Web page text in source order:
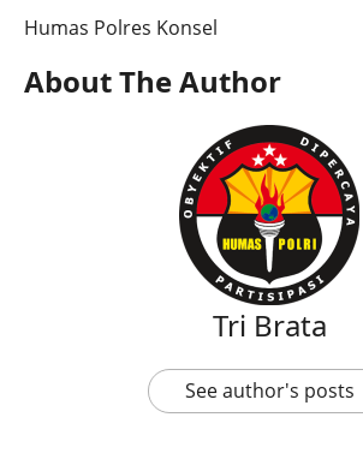
Humas Polres Konsel
About The Author
Tri Brata
See author's posts